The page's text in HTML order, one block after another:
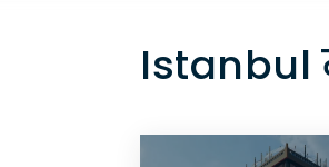
Istanbul